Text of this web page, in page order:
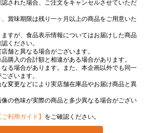
された場合、ご注文をキャンセルさせていただ
賞味期限は残り一ヶ月以上の商品をご用意いた
すが、食品表示情報についてはお届けした商品
ください。
舗と異なる場合がございます。
購入の合計額と相違がある場合があります。
る場合があります。また、本企画以外でも同一
ざいます。
変更などにより実店舗在庫品やお届け商品と異
の色味が実際の商品と多少異なる場合がござい
ご利用ガイド】 をご確認ください。